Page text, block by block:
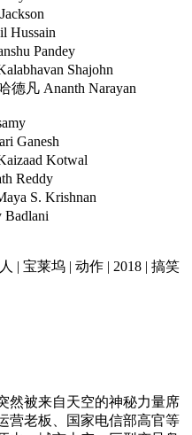
Pandey
Shajohn
Ananth Narayan
Kotwal
S. Krishnan
莱坞 | 动作 | 2018 | 搞笑
被来自天空的神秘力量席
营老板、国家电信部高官等